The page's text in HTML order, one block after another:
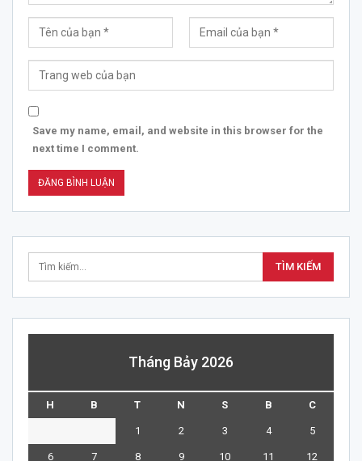
Save my name, email, and website in this browser for the
next time I comment.
Tháng Bảy 2026
H B T N S B C
1 2 3 4 5
6 7 8 9 10 11 12